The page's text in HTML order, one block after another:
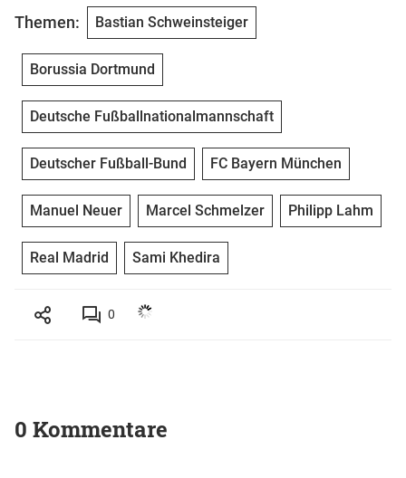
Themen: Bastian Schweinsteiger
Borussia Dortmund
Deutsche Fußballnationalmannschaft
Deutscher Fußball-Bund FC Bayern München
Manuel Neuer Marcel Schmelzer Philipp Lahm
Real Madrid Sami Khedira
0
0 Kommentare